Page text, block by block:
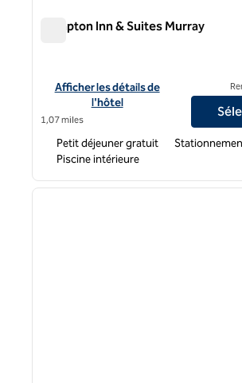
Hampton Inn & Suites Murray
Afficher les détails de l'hôtel Hampton
Afficher les détails de
l'hôtel
1,07 miles
Petit déjeuner gratuit
Piscine intérieure
1 sur 12